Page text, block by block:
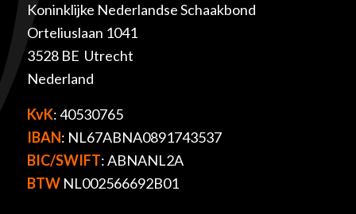
Koninklijke Nederlandse Schaakbond
Orteliuslaan 1041
3528 BE Utrecht
Nederland
KvK: 40530765
IBAN: NL67ABNA0891743537
BIC/SWIFT: ABNANL2A
BTWNL002566692B01